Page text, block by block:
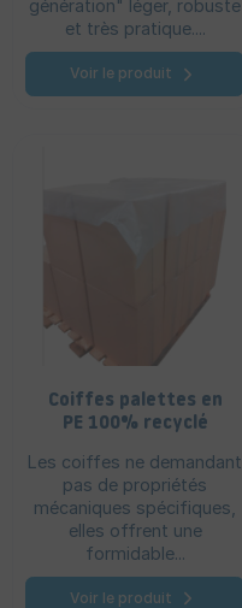
génération" léger, robuste
et très pratique....
Voir le produit
Coiffes palettes en
PE 100% recyclé
Les coiffes ne demandant
pas de propriétés
mécaniques spécifiques,
elles offrent une
formidable...
Voir le produit